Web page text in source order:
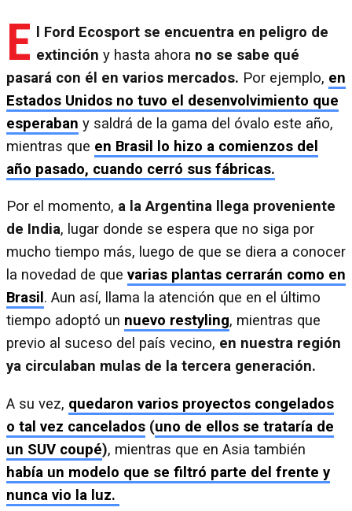
E
l Ford Ecosport se encuentra en peligro de
extinción y hasta ahora no se sabe qué
pasará con él en varios mercados. Por ejemplo, en
Estados Unidos no tuvo el desenvolvimiento que
esperaban y saldrá de la gama del óvalo este año,
mientras que en Brasil lo hizo a comienzos del
año pasado, cuando cerró sus fábricas.
Por el momento, a la Argentina llega proveniente
de India, lugar donde se espera que no siga por
mucho tiempo más, luego de que se diera a conocer
la novedad de que varias plantas cerrarán como en
Brasil. Aun así, llama la atención que en el último
tiempo adoptó un nuevo restyling, mientras que
previo al suceso del país vecino, en nuestra región
ya circulaban mulas de la tercera generación.
A su vez, quedaron varios proyectos congelados
o tal vez cancelados (uno de ellos se trataría de
un SUV coupé), mientras que en Asia también
había un modelo que se filtró parte del frente y
nunca vio la luz.